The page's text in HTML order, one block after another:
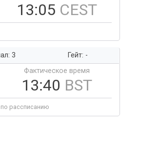
13:05 CEST
3
Гейт: -
Фактическое время
13:40 BST
рассписанию